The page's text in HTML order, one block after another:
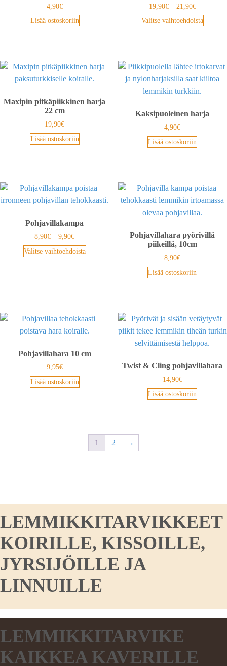
4,90€
Lisää ostoskoriin
19,90€ – 21,90€
Valitse vaihtoehdoista
Maxipin pitkäpiikkinen harja
22 cm
19,90€
Lisää ostoskoriin
Kaksipuoleinen harja
4,90€
Lisää ostoskoriin
Pohjavillakampa
8,90€ – 9,90€
Valitse vaihtoehdoista
Pohjavillahara pyörivillä
piikeillä, 10cm
8,90€
Lisää ostoskoriin
Pohjavillahara 10 cm
9,95€
Lisää ostoskoriin
Twist & Cling pohjavillahara
14,90€
Lisää ostoskoriin
1 2 →
LEMMIKKITARVIKKEET
KOIRILLE, KISSOILLE,
JYRSIJÖILLE JA
LINNUILLE
LEMMIKKITARVIKE
KAIKKEA KAVERILLE